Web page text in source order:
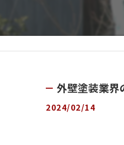
外壁塗装業界
2024/02/14